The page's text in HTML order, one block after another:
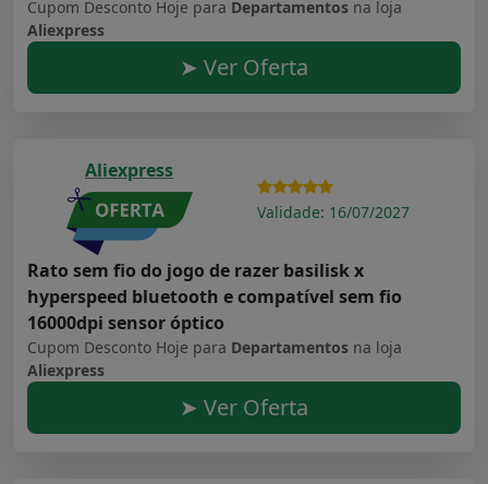
Cupom Desconto Hoje para Departamentos na loja
Aliexpress
➤ Ver Oferta
Aliexpress
Validade: 16/07/2027
Rato sem fio do jogo de razer basilisk x
hyperspeed bluetooth e compatível sem fio
16000dpi sensor óptico
Cupom Desconto Hoje para Departamentos na loja
Aliexpress
➤ Ver Oferta